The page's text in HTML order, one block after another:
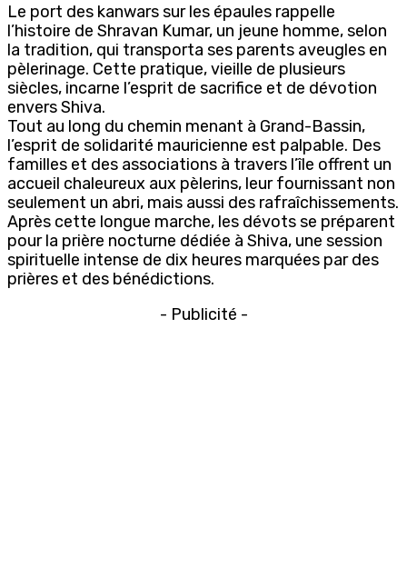
Le port des kanwars sur les épaules rappelle
l’histoire de Shravan Kumar, un jeune homme, selon
la tradition, qui transporta ses parents aveugles en
pèlerinage. Cette pratique, vieille de plusieurs
siècles, incarne l’esprit de sacrifice et de dévotion
envers Shiva.
Tout au long du chemin menant à Grand-Bassin,
l’esprit de solidarité mauricienne est palpable. Des
familles et des associations à travers l’île offrent un
accueil chaleureux aux pèlerins, leur fournissant non
seulement un abri, mais aussi des rafraîchissements.
Après cette longue marche, les dévots se préparent
pour la prière nocturne dédiée à Shiva, une session
spirituelle intense de dix heures marquées par des
prières et des bénédictions.
- Publicité -